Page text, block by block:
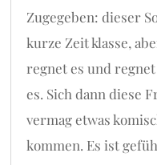
Zugegeben: dieser
kurze Zeit klasse,
regnet es und
es. Sich dann diese
vermag etwas
kommen. Es ist